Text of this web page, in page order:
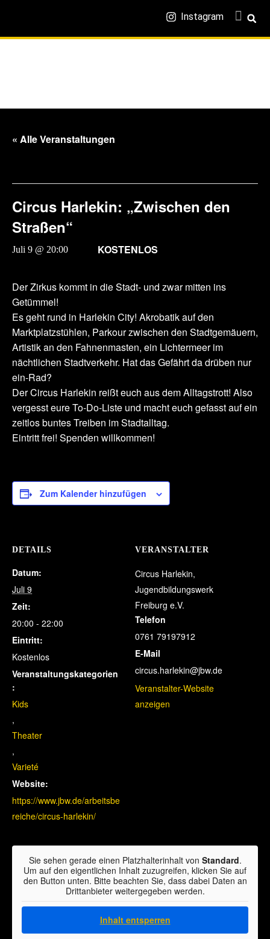
Instagram
« Alle Veranstaltungen
Circus Harlekin: „Zwischen den
Straßen“
Juli 9 @ 20:00 KOSTENLOS
Der Zirkus kommt in die Stadt- und zwar mitten ins
Getümmel!
Es geht rund in Harlekin City! Akrobatik auf den
Marktplatzstühlen, Parkour zwischen den Stadtgemäuern,
Artistik an den Fahnenmasten, ein Lichtermeer im
nächtlichen Stadtverkehr. Hat das Gefährt da drüben nur
ein-Rad?
Der Circus Harlekin reißt euch aus dem Alltagstrott! Also
vergesst eure To-Do-Liste und macht euch gefasst auf ein
zeitlos buntes Treiben im Stadtalltag.
Eintritt frei! Spenden willkommen!
Zum Kalender hinzufügen
DETAILS
Datum:
Juli 9
Zeit:
20:00 - 22:00
Eintritt:
Kostenlos
Veranstaltungskategorien
:
Kids
,
Theater
,
Varieté
Website:
https://www.jbw.de/arbeitsbe
reiche/circus-harlekin/
VERANSTALTER
Circus Harlekin,
Jugendbildungswerk
Freiburg e.V.
Telefon
0761 79197912
E-Mail
circus.harlekin@jbw.de
Veranstalter-Website
anzeigen
Sie sehen gerade einen Platzhalterinhalt von Standard.
Um auf den eigentlichen Inhalt zuzugreifen, klicken Sie auf
den Button unten. Bitte beachten Sie, dass dabei Daten an
Drittanbieter weitergegeben werden.
Inhalt entsperren